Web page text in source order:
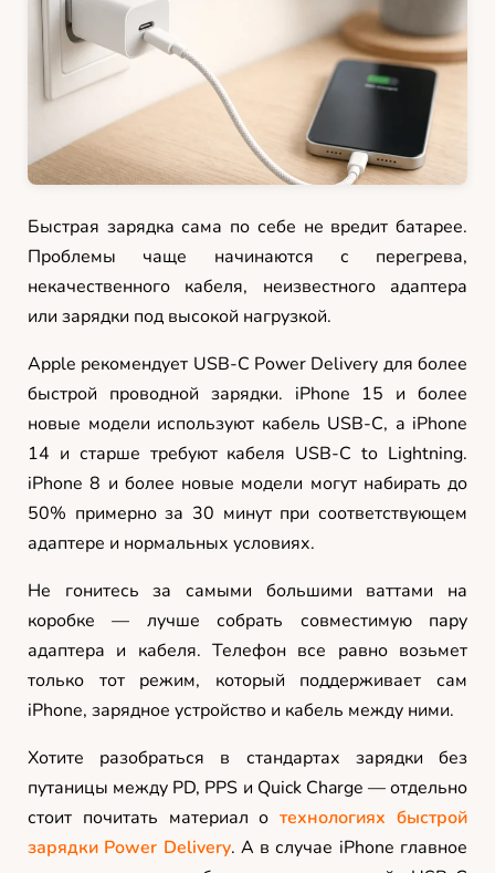
Быстрая зарядка сама по себе не вредит батарее.
Проблемы чаще начинаются с перегрева,
некачественного кабеля, неизвестного адаптера
или зарядки под высокой нагрузкой.
Apple рекомендует USB-C Power Delivery для более
быстрой проводной зарядки. iPhone 15 и более
новые модели используют кабель USB-C, а iPhone
14 и старше требуют кабеля USB-C to Lightning.
iPhone 8 и более новые модели могут набирать до
50% примерно за 30 минут при соответствующем
адаптере и нормальных условиях.
Не гонитесь за самыми большими ваттами на
коробке — лучше собрать совместимую пару
адаптера и кабеля. Телефон все равно возьмет
только тот режим, который поддерживает сам
iPhone, зарядное устройство и кабель между ними.
Хотите разобраться в стандартах зарядки без
путаницы между PD, PPS и Quick Charge — отдельно
стоит почитать материал отехнологиях быстрой
зарядки Power Delivery. А в случае iPhone главное